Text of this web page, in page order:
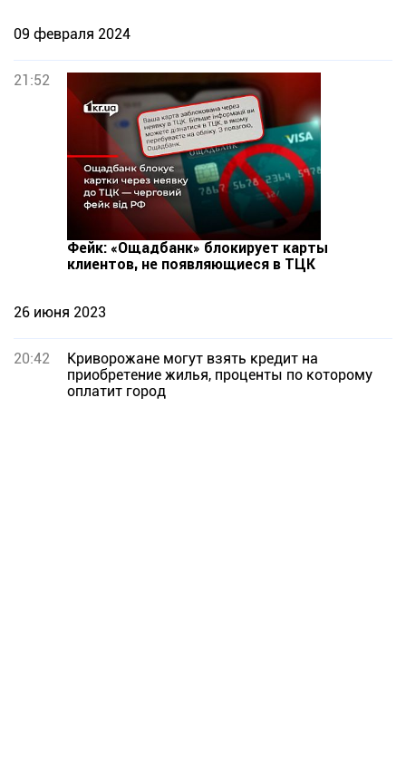
09 февраля 2024
21:52
Фейк: «Ощадбанк» блокирует карты
клиентов, не появляющиеся в ТЦК
26 июня 2023
20:42
Криворожане могут взять кредит на
приобретение жилья, проценты по которому
оплатит город